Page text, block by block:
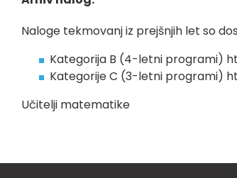
Naloge tekmovanj iz prejšnjih let so
Kategorija B (4-letni programi)
Kategorije C (3-letni programi)
Učitelji matematike